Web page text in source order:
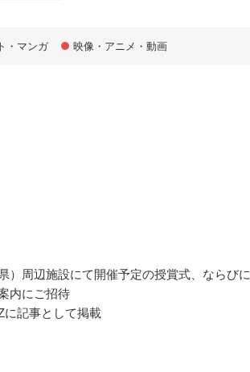
・マンガ 映像・アニメ・動画
）周辺施設にて開催予定の授賞式、ならびに
内にご招待
記事として掲載